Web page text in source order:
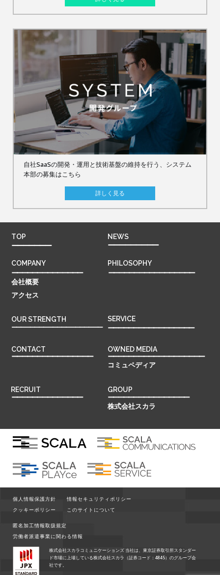
自社SaaSの開発・運用と技術基盤の維持を行う、システム
本部の募集はこちら
詳しく見る
NEWS
ーーーーーーーーー
COMPANY
TOP
ーーーーーーーーーーーーーー
OUR STRENGTH
ーーーーーーーーーーーーーーーーーーー
ーーーーーーーーーーーーーー ーーーーーーーーーーーーーーーー
会社概要
株式会社スカラ
OWNED MEDIA
RECRUIT GROUP
PHILOSOPHY
ーーーーーーーーーーーーーーーーー
ーーーーーーーーーーーーーーーーーーーー
コミュペディア
アクセス
ーーーーーーー
SERVICE
ーーーーーーーーーーーーーーーーー
CONTACT
ーーーーーーーーーーーーーーーー
個人情報保護方針
クッキーポリシー
情報セキュリティポリシー
このサイトについて
匿名加工情報取扱規定
労働者派遣事業に関わる情報
株式会社スカラコミュニケーションズ 当社は、東京証券取引所スタンダー
ド市場に上場している株式会社スカラ（証券コード：4845）のグループ会
社です。